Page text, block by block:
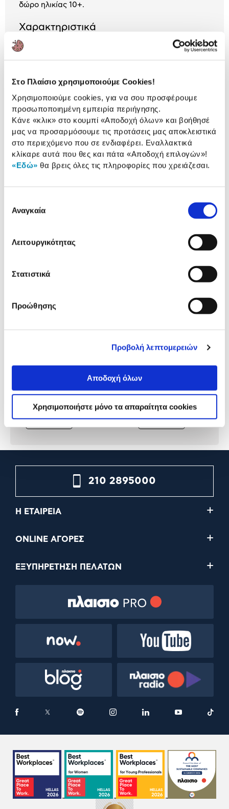
Στο Πλαίσιο χρησιμοποιούμε Cookies!
Χρησιμοποιούμε cookies, για να σου προσφέρουμε
προσωποποιημένη εμπειρία περιήγησης.
Κάνε «κλικ» στο κουμπί «Αποδοχή όλων» και βοήθησέ
μας να προσαρμόσουμε τις προτάσεις μας αποκλειστικά
στο περιεχόμενο που σε ενδιαφέρει. Εναλλακτικά
κλίκαρε αυτά που θες και πάτα «Αποδοχή επιλογών»!
«Εδώ» θα βρεις όλες τις πληροφορίες που χρειάζεσαι.
συγκατάθεσης
Αναγκαία
Λειτουργικότητας
Στατιστικά
Προώθησης
Προβολή λεπτομερειών
Αποδοχή όλων
Χρησιμοποιήστε μόνο τα απαραίτητα cookies
δώρο ηλικίας 10+.
Χαρακτηριστικά
LEGO
Αναλυτική
παρουσίαση
Αναλυτική παρουσίαση
Προδιαγραφές
προϊόντος
Χαρακτηριστικά
προϊόν με εσένα!
Ronaldo Οι Καλύτερες
Ποδοσφαιρικές Στιγμές
Προσθήκη
Θρύλος του
43015
Προσθήκη
210 2895000
Η ΕΤΑΙΡΕΙΑ
ONLINE ΑΓΟΡΕΣ
ΕΞΥΠΗΡΕΤΗΣΗ ΠΕΛΑΤΩΝ